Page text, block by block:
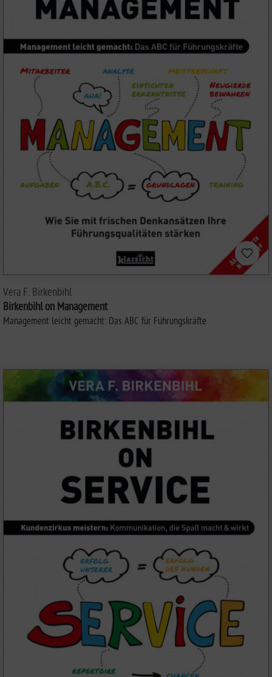
Vera F. Birkenbihl
Birkenbihl on Management
Management leicht gemacht: Das ABC für Führungskräfte